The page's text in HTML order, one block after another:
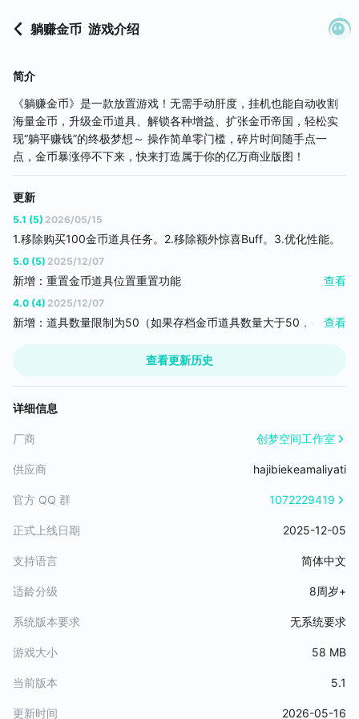
躺赚金币 游戏介绍
简介
《躺赚金币》是一款放置游戏！无需手动肝度，挂机也能自动收割
海量金币，升级金币道具、解锁各种增益、扩张金币帝国，轻松实
现“躺平赚钱”的终极梦想～ 操作简单零门槛，碎片时间随手点一
点，金币暴涨停不下来，快来打造属于你的亿万商业版图！
更新
5.1 (5) 2026/05/15
1.移除购买100金币道具任务。2.移除额外惊喜Buff。3.优化性能。
5.0 (5) 2025/12/07
新增：重置金币道具位置重置功能
此功能是解决4.0版本找不到道具位置而添加的，如果你找不到道具
那么更新5.0版本点击重置金币位置功能即可解决。
查看
4.0 (4) 2025/12/07
新增：道具数量限制为50（如果存档金币道具数量大于50，会以每
新增：金币道具最高级以后不再提升道具等级，而是增加道具每一
修复：一些UI显示错误内容
查看
查看更新历史
详细信息
厂商 创梦空间工作室
供应商 hajibiekeamaliyati
官方 QQ 群 1072229419
正式上线日期 2025-12-05
支持语言 简体中文
适龄分级 8周岁+
系统版本要求 无系统要求
游戏大小 58 MB
当前版本 5.1
更新时间 2026-05-16